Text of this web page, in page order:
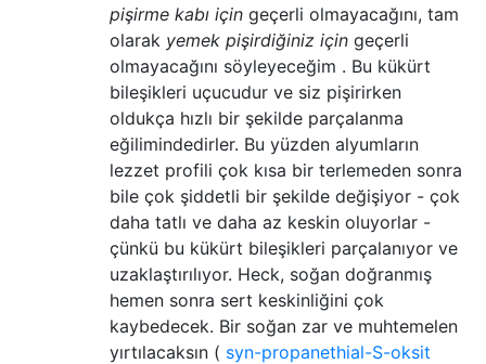
pişirme kabı için geçerli olmayacağını, tam
olarak yemek pişirdiğiniz için geçerli
olmayacağını söyleyeceğim . Bu kükürt
bileşikleri uçucudur ve siz pişirirken
oldukça hızlı bir şekilde parçalanma
eğilimindedirler. Bu yüzden alyumların
lezzet profili çok kısa bir terlemeden sonra
bile çok şiddetli bir şekilde değişiyor - çok
daha tatlı ve daha az keskin oluyorlar -
çünkü bu kükürt bileşikleri parçalanıyor ve
uzaklaştırılıyor. Heck, soğan doğranmış
hemen sonra sert keskinliğini çok
kaybedecek. Bir soğan zar ve muhtemelen
yırtılacaksın ( syn-propanethial-S-oksit